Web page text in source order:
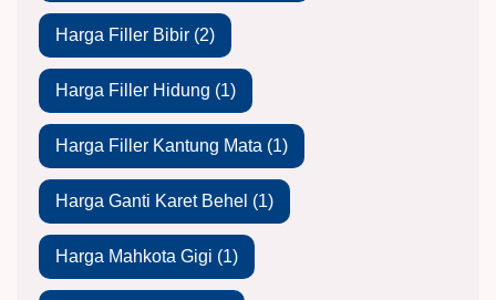
Harga Filler Bibir (2)
Harga Filler Hidung (1)
Harga Filler Kantung Mata (1)
Harga Ganti Karet Behel (1)
Harga Mahkota Gigi (1)